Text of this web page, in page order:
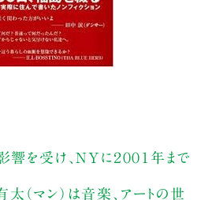
響を受け、NYに２００１年まで
（マン）は音楽、アートの世